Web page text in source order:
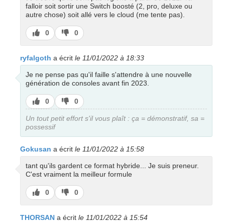
falloir soit sortir une Switch boosté (2, pro, deluxe ou
autre chose) soit allé vers le cloud (me tente pas).
J’aime
0
J’aime
pas
0
ryfalgoth a écrit le 11/01/2022 à 18:33
Je ne pense pas qu'il faille s'attendre à une nouvelle
génération de consoles avant fin 2023.
J’aime
0
J’aime
pas
0
Un tout petit effort s'il vous plaît : ça = démonstratif, sa =
possessif
Gokusan a écrit le 11/01/2022 à 15:58
tant qu'ils gardent ce format hybride... Je suis preneur.
C'est vraiment la meilleur formule
J’aime
0
J’aime
pas
0
THORSAN a écrit le 11/01/2022 à 15:54